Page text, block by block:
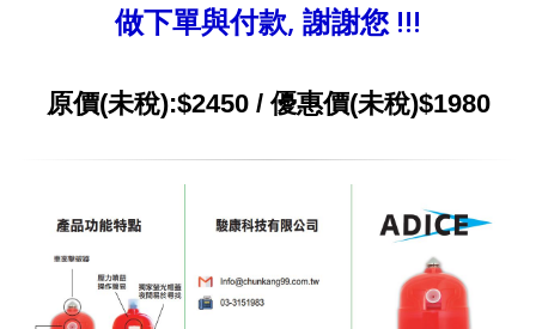
做下單與付款, 謝謝您 !!!
原價(未稅):$2450 / 優惠價(未稅)$1980